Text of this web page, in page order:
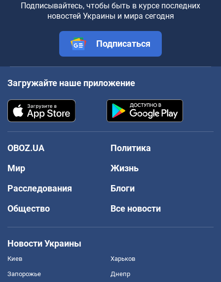
Подписывайтесь, чтобы быть в курсе последних
новостей Украины и мира сегодня
Подписаться
Загружайте наше приложение
OBOZ.UA
Политика
Мир
Жизнь
Расследования
Блоги
Общество
Все новости
Новости Украины
Киев Харьков
Запорожье Днепр